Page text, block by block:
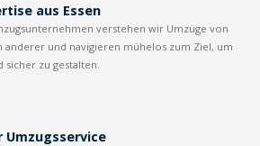
aus Essen
verstehen wir Umzüge von
anderer und navigieren mühelos zum Ziel, um
zu gestalten.
Umzugsservice